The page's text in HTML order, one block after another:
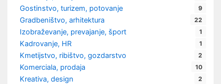
Gostinstvo, turizem, potovanje 9
Gradbeništvo, arhitektura 22
Izobraževanje, prevajanje, šport 1
Kadrovanje, HR 1
Kmetijstvo, ribištvo, gozdarstvo 2
Komerciala, prodaja 10
Kreativa, design 2